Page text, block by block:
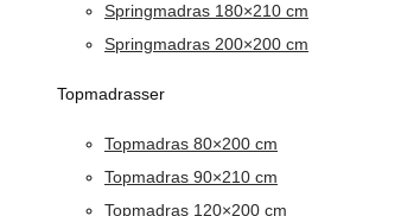
Springmadras 180×210 cm
Springmadras 200×200 cm
Topmadrasser
Topmadras 80×200 cm
Topmadras 90×210 cm
Topmadras 120×200 cm